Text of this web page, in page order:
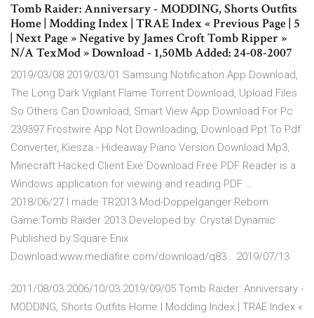
Tomb Raider: Anniversary - MODDING, Shorts Outfits
Home | Modding Index | TRAE Index « Previous Page | 5
| Next Page » Negative by James Croft Tomb Ripper »
N/A TexMod » Download - 1,50Mb Added: 24-08-2007
2019/03/08 2019/03/01 Samsung Notification App Download,
The Long Dark Vigilant Flame Torrent Download, Upload Files
So Others Can Download, Smart View App Download For Pc
239397 Frostwire App Not Downloading, Download Ppt To Pdf
Converter, Kiesza - Hideaway Piano Version Download Mp3,
Minecraft Hacked Client Exe Download Free PDF Reader is a
Windows application for viewing and reading PDF …
2018/06/27 I made TR2013 Mod-Doppelganger Reborn
Game:Tomb Raider 2013 Developed by: Crystal Dynamic
Published by:Square Enix
Download:www.mediafire.com/download/q83… 2019/07/13
2011/08/03 2006/10/03 2019/09/05 Tomb Raider: Anniversary -
MODDING, Shorts Outfits Home | Modding Index | TRAE Index «